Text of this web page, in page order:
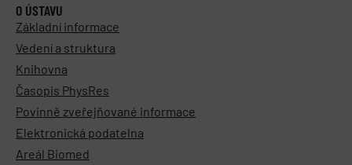
O ÚSTAVU
Základní informace
Vedení a struktura
Knihovna
Časopis PhysRes
Povinně zveřejňované informace
Elektronická podatelna
Areál Biomed